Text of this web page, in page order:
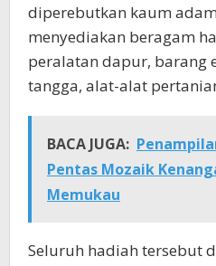
diperebutkan kaum
menyediakan beragam
peralatan dapur, barang
tangga, alat-alat
BACA JUGA:
Pentas Mozaik
Memukau
Seluruh hadiah tersebut